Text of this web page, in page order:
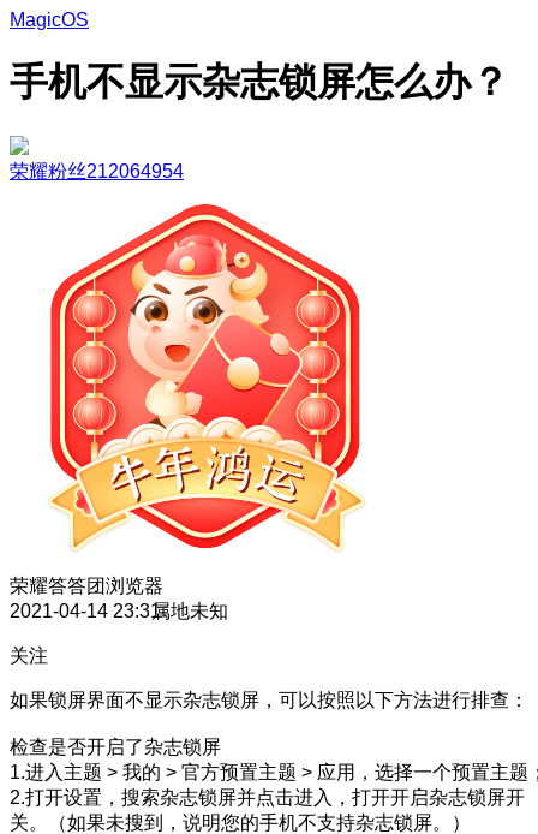
MagicOS
手机不显示杂志锁屏怎么办？
荣耀粉丝212064954
荣耀答答团浏览器
2021-04-14 23:31属地未知
关注
如果锁屏界面不显示杂志锁屏，可以按照以下方法进行排查：
检查是否开启了杂志锁屏
1.进入主题 > 我的 > 官方预置主题 > 应用，选择一个预置主题
2.打开设置，搜索杂志锁屏并点击进入，打开开启杂志锁屏开
关。（如果未搜到，说明您的手机不支持杂志锁屏。）